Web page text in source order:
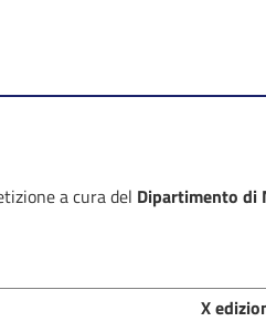
a cura del Dipartimento di
X